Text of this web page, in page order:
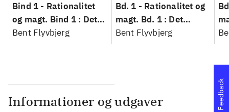
Bind 1 - Rationalitet
og magt. Bind 1 : Det
konkretes videnskab
Bent Flyvbjerg
Bd. 1 - Rationalitet og
magt. Bd. 1 : Det
konkretes videnskab
Bent Flyvbjerg
Informationer og udgaver Feedback